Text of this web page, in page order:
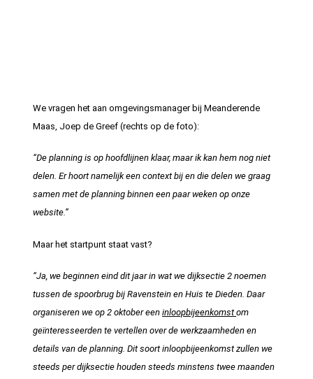
We vragen het aan omgevingsmanager bij Meanderende
Maas, Joep de Greef (rechts op de foto):
“De planning is op hoofdlijnen klaar, maar ik kan hem nog niet
delen. Er hoort namelijk een context bij en die delen we graag
samen met de planning binnen een paar weken op onze
website.”
Maar het startpunt staat vast?
“Ja, we beginnen eind dit jaar in wat we dijksectie 2 noemen
tussen de spoorbrug bij Ravenstein en Huis te Dieden. Daar
organiseren we op 2 oktober eeninloopbijeenkomstom
geïnteresseerden te vertellen over de werkzaamheden en
details van de planning. Dit soort inloopbijeenkomst zullen we
steeds per dijksectie houden steeds minstens twee maanden